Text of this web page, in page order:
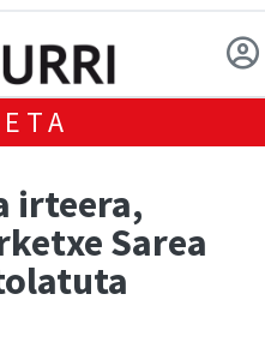
irteera,
Sarea